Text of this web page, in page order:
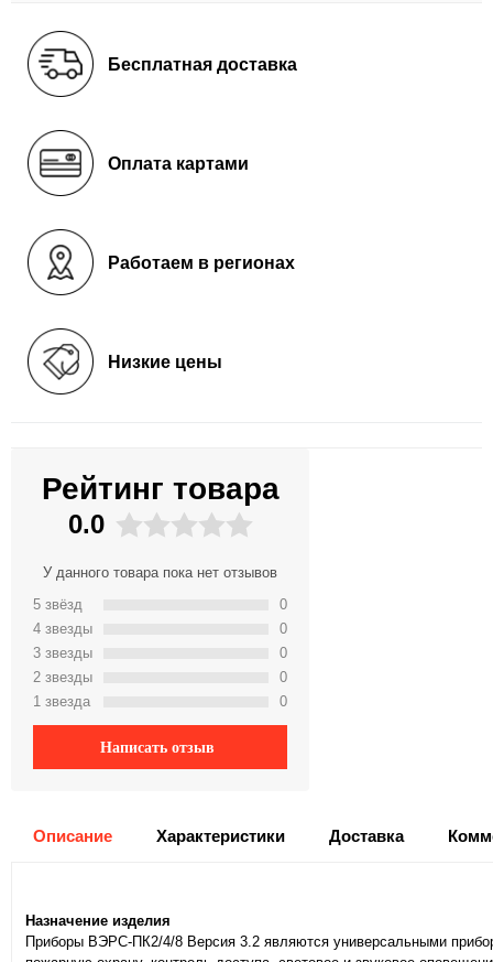
Бесплатная доставка
Оплата картами
Работаем в регионах
Низкие цены
Рейтинг товара
0.0
У данного товара пока нет отзывов
5 звёзд
4 звeзды
3 звeзды
2 звeзды
1 звeзда
0
0
0
0
0
Написать отзыв
Описание Характеристики Доставка
Назначение изделия
Приборы ВЭРС-ПК2/4/8 Версия 3.2 являются универсальными